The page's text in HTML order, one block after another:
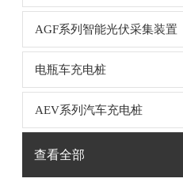
AGF系列智能光伏采集装置
电瓶车充电桩
AEV系列汽车充电桩
查看全部